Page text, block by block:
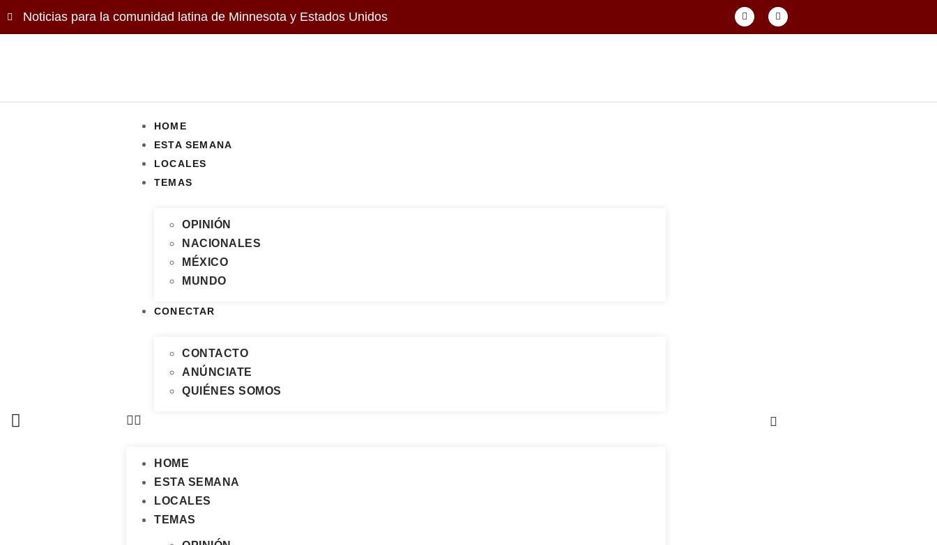
Noticias para la comunidad latina de Minnesota y Estados Unidos
HOME
ESTA SEMANA
LOCALES
TEMAS
OPINIÓN
NACIONALES
MÉXICO
MUNDO
CONECTAR
CONTACTO
ANÚNCIATE
QUIÉNES SOMOS
HOME
ESTA SEMANA
LOCALES
TEMAS